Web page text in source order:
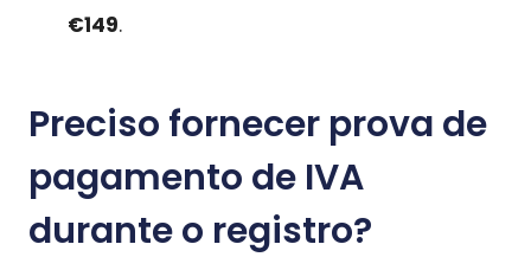
€149.
Preciso fornecer prova de
pagamento de IVA
durante o registro?